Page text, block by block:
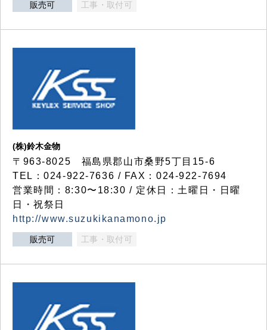
販売可 工事・取付可
(株)鈴木金物
〒963-8025 福島県郡山市桑野5丁目15-6
TEL：024-922-7636 / FAX：024-922-7694
営業時間：8:30〜18:30 / 定休日：土曜日・日曜
日・祝祭日
http://www.suzukikanamono.jp
販売可 工事・取付可